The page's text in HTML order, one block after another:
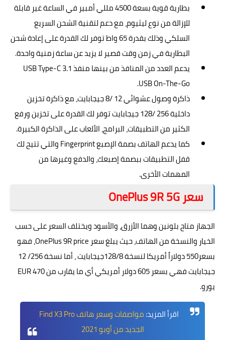
بطارية قوية بسعة 4500 مللي أمبير في الساعة غير قابلة
للإزالة من نوع ليثيوم، مع دعم لتقنية الشحن السريع
السلكي وذلك بقدرة 65 واط توفر لك القدرة على إعادة شحن
البطارية في زمن وقت قصير لا يزيد عن ساعة زمنية واحدة.
يدعم العدد من المنافذ من بينها منفذ USB Type-C 3.1
USB On-The-Go.
ذاكرة وصول عشوائي 12 /8 جيجابايت، مع ذاكرة تخزين
داخلية 256 /128 جيجابايت توفر لك القدرة على تخزين ورفع
الكثير من التطبيقات، البرامج، الألعاب على الذاكرة الكبيرة.
كما يدعم الهاتف بصمة الإصبع Fingerprint والتي تتيح لك
قفل التطبيقات ببصمة إصبعك، والدفع وغيرها من
المهمات الأخرى.
سعر OnePlus 9R 5G
الجهاز متاح بلونين وهما الأزرق، والأسود ويختلفالسعرعلى حسب
الخيار والنسخة من الهاتف، حيث يبلغ سعر OnePlus 9R price، فهو
بسعر550 دولاراً أمريكا لنسخة 128/8جيجابايت ، أما نسخة 256/ 12
جيجابايت فهي بسعر 605 دولار أمريكي أي ما يقارب من 470 EUR
يورو.
اقرأ المزيد:
مواصفات وسعر هاتف Find X3 Pro
الجديد من أوبو 2021